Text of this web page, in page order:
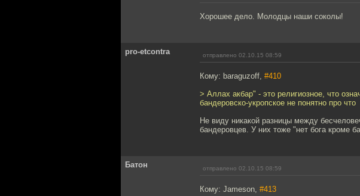
Хорошее дело. Молодцы наши соколы!
pro-etcontra отправлено 02.10.15 08:59
Кому: baraguzoff, #410
> Аллах акбар" - это религиозное, что
бандеровско-укропское не понятно про что
Не виду никакой разницы между
бандеровцев. У них тоже "нет бога кроме
Батон отправлено 02.10.15 08:59
Кому: Jameson, #413